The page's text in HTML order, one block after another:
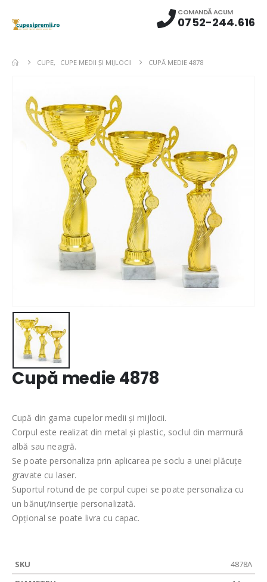
COMANDĂ ACUM
0752-244.616
CUPE, CUPE MEDII ŞI MIJLOCII CUPĂ MEDIE 4878
Cupă medie 4878
Cupă din gama cupelor medii și mijlocii.
Corpul este realizat din metal și plastic, soclul din marmură
albă sau neagră.
Se poate personaliza prin aplicarea pe soclu a unei plăcuțe
gravate cu laser.
Suportul rotund de pe corpul cupei se poate personaliza cu
un bănuț/inserție personalizată.
Opțional se poate livra cu capac.
4878A